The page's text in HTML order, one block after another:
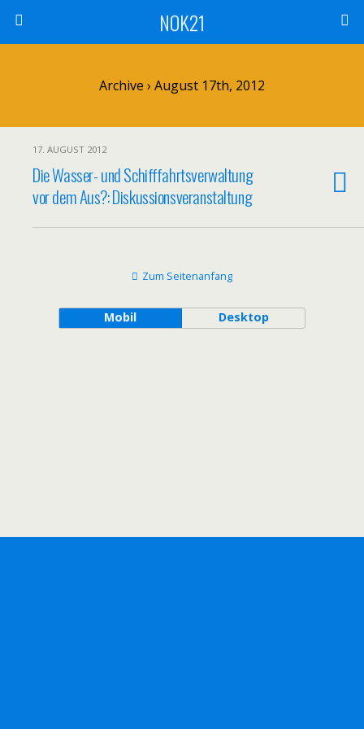
NOK21
Archive › August 17th, 2012
17. AUGUST 2012
Die Wasser- und Schifffahrtsverwaltung
vor dem Aus?: Diskussionsveranstaltung
Zum Seitenanfang
Mobil Desktop